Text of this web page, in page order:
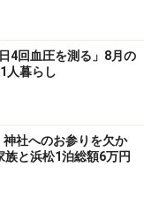
4回血圧を測る」8月の
人暮らし
神社へのお参りを欠か
と浜松1泊総額6万円